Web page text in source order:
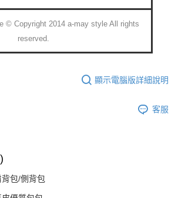
© Copyright 2014 a-may style All rights
reserved.
顯示電腦版詳細說明
客服
背包/側背包